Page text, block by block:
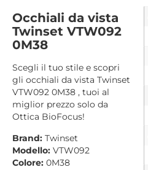
Occhiali da vista
Twinset VTW092
0M38
Scegli il tuo stile e scopri
gli occhiali da vista Twinset
VTW092 0M38 , tuoi al
miglior prezzo solo da
Ottica BioFocus!
Brand: Twinset
Modello: VTW092
Colore: 0M38